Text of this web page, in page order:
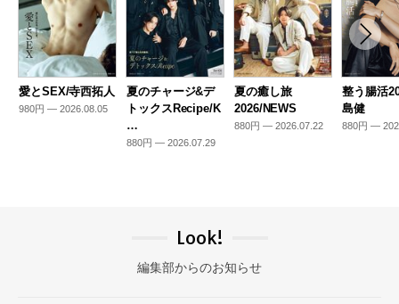
愛とSEX/寺西拓人
980円 — 2026.08.05
夏のチャージ&デ
トックスRecipe/K
…
880円 — 2026.07.29
夏の癒し旅
2026/NEWS
880円 — 2026.07.22
整う腸活
島健
880円 —
Look!
編集部からのお知らせ